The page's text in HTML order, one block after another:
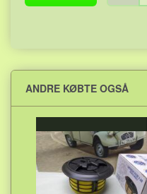
ANDRE KØBTE OGSÅ